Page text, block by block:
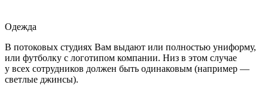
Одежда
В потоковых студиях Вам выдают или полностью униформу,
или футболку с логотипом компании. Низ в этом случае
у всех сотрудников должен быть одинаковым (например —
светлые джинсы).